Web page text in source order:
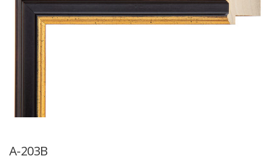
EN/CN
A-203B